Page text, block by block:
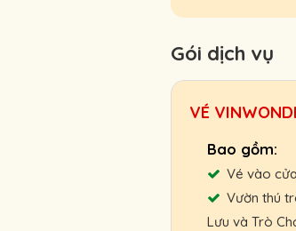
Gói dịch vụ
VÉ
Vé vào
Vườn thú
Lưu và Trò